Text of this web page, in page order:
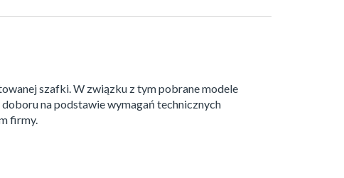
szafki. W związku z tym pobrane modele
na podstawie wymagań technicznych
firmy.